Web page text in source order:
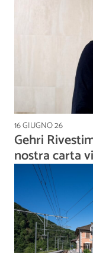
16 GIUGNO 26
Gehri
nostra carta